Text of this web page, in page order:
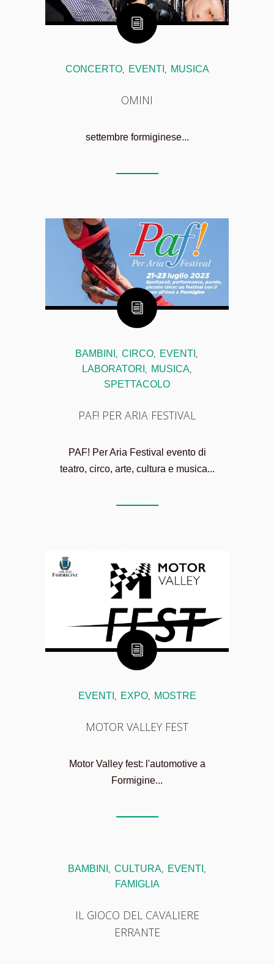
CONCERTO, EVENTI , MUSICA
OMINI
settembre formiginese...
BAMBINI , CIRCO, EVENTI ,
LABORATORI , MUSICA,
SPETTACOLO
PAF! PER ARIA FESTIVAL
PAF! Per Aria Festival evento di
teatro, circo, arte, cultura e musica...
EVENTI EXPO, MOSTRE
MOTOR VALLEY FEST
Motor Valley fest: l'automotive a
Formigine...
BAMBINI CULTURA, EVENTI
FAMIGLIA
IL GIOCO DEL CAVALIERE
ERRANTE